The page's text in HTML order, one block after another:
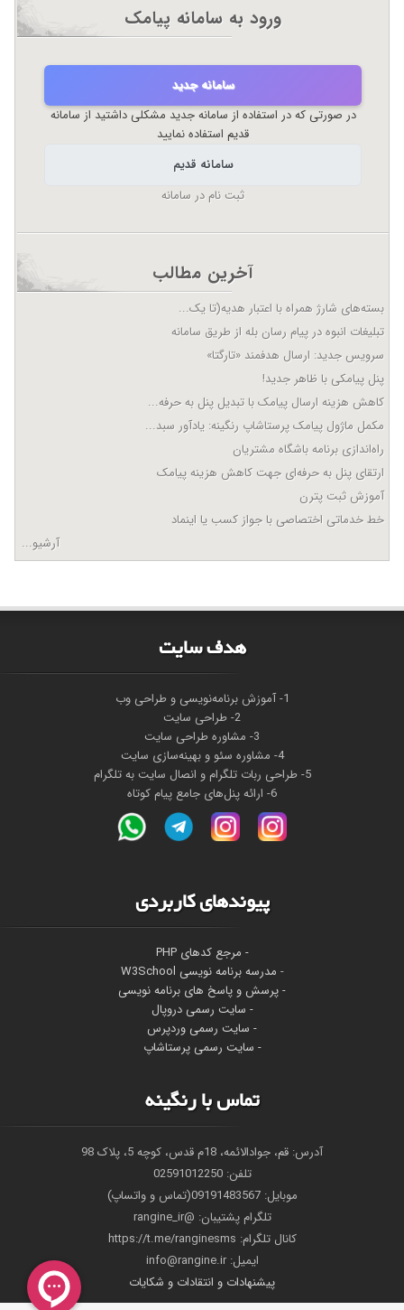
ورود به سامانه پیامک
سامانه جدید
در صورتی که در استفاده از سامانه جدید مشکلی داشتید از سامانه
قدیم استفاده نمایید
سامانه قدیم
ثبت نام در سامانه
آخرین مطالب
بسته‌های شارژ همراه با اعتبار هدیه(تا یک...
تبلیغات انبوه در پیام رسان بله از طریق سامانه
سرویس جدید: ارسال هدفمند «تارگتا»
پنل پیامکی با ظاهر جدید!
کاهش هزینه ارسال پیامک با تبدیل پنل به حرفه...
مکمل ماژول پیامک پرستاشاپ رنگینه: یادآور سبد...
راه‌اندازی برنامه باشگاه مشتریان
ارتقای پنل به حرفه‌ای جهت کاهش هزینه پیامک
آموزش ثبت پترن
خط خدماتی اختصاصی با جواز کسب یا اینماد
آرشیو...
هدف سايت
1- آموزش برنامه‌نویسی و طراحی وب
2- طراحی سایت
3- مشاوره طراحی سایت
4- مشاوره سئو و بهینه‌سازی سایت
5- طراحی ربات تلگرام و انصال سایت به تلگرام
6- ارائه پنل‌های جامع پیام کوتاه
پیوندهای کاربردی
- مرجع کدهای PHP
- مدرسه برنامه نویسی W3School
- پرسش و پاسخ های برنامه نویسی
- سایت رسمی دروپال
- سایت رسمی وردپرس
- سایت رسمی پرستاشاپ
تماس با رنگینه
آدرس: قم، جوادالائمه، 18م قدس، کوچه 5، پلاک 98
تلفن: 02591012250
موبایل: 09191483567(تماس و واتساپ)
تلگرام پشتیبان: @rangine_ir
کانال تلگرام: https://t.me/ranginesms
ايميل: info@rangine.ir
پیشنهادات و انتقادات و شکایات